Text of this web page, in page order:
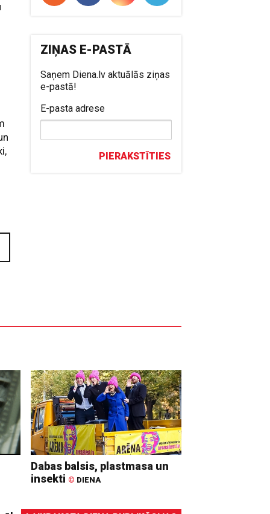
ZIŅAS E-PASTĀ
Saņem Diena.lv aktuālās ziņas
e-pastā!
E-pasta adrese
PIERAKSTĪTIES
Dabas balsis, plastmasa un
insekti © DIENA